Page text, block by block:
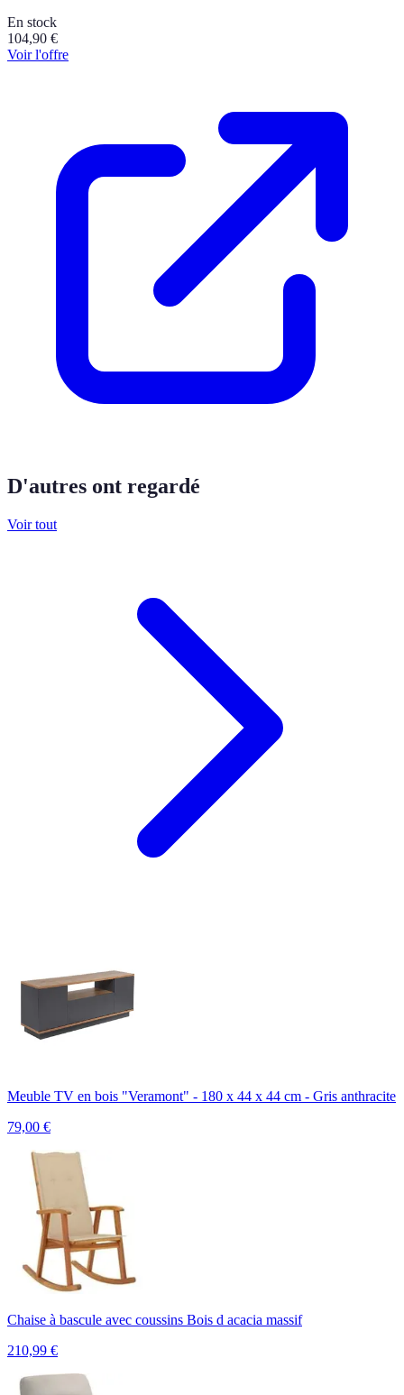
En stock
104,90 €
Voir l'offre
D'autres ont regardé
Voir tout
Meuble TV en bois "Veramont" - 180 x 44 x 44 cm - Gris anthracite
79,00 €
Chaise à bascule avec coussins Bois d acacia massif
210,99 €